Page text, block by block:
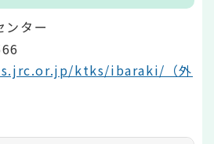
ンター
ktks/ibaraki/（外